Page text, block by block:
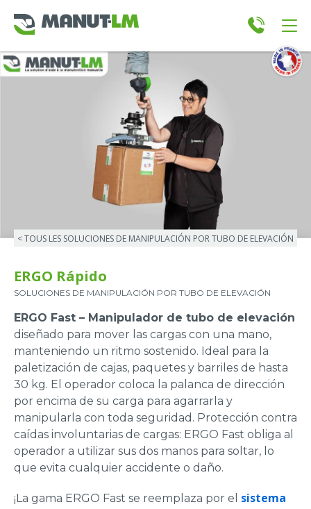
< TOUS LES SOLUCIONES DE MANIPULACIÓN POR TUBO DE ELEVACIÓN
ERGO Rápido
SOLUCIONES DE MANIPULACIÓN POR TUBO DE ELEVACIÓN
ERGO Fast – Manipulador de tubo de elevación
diseñado para mover las cargas con una mano,
manteniendo un ritmo sostenido. Ideal para la
paletización de cajas, paquetes y barriles de hasta
30 kg. El operador coloca la palanca de dirección
por encima de su carga para agarrarla y
manipularla con toda seguridad. Protección contra
caídas involuntarias de cargas: ERGO Fast obliga al
operador a utilizar sus dos manos para soltar, lo
que evita cualquier accidente o daño.
¡La gama ERGO Fast se reemplaza por el sistema